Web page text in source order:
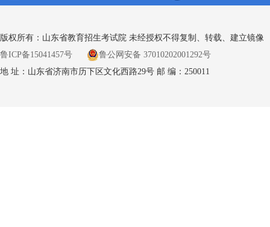
版权所有：山东省教育招生考试院 未经授权不得复制、转载、建立镜像
鲁ICP备15041457号
鲁公网安备 37010202001292号
地 址：山东省济南市历下区文化西路29号 邮 编：250011